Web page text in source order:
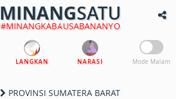
MINANGSATU
#MINANGKABAUSABANANYO
LANGKAN NARASI Mode Malam
PROVINSI SUMATERA BARAT